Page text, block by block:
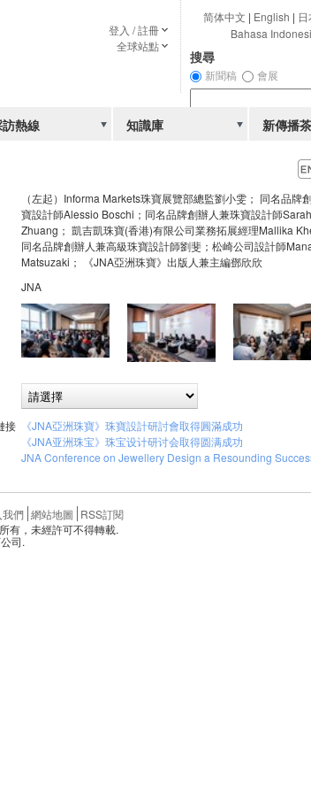
（左起）Informa Markets珠寶展覽部總監劉小雯； 同名品牌
寶設計師Alessio Boschi；同名品牌創辦人兼珠寶設計師Sarah
Zhuang； 凱吉凱珠寶(香港)有限公司業務拓展經理Mallika
同名品牌創辦人兼高級珠寶設計師劉斐；松崎公司設計師
Matsuzaki； 《JNA亞洲珠寶》出版人兼主編鄧欣欣
JNA
接
《JNA亞洲珠寶》珠寶設計研討會取得圓滿成功
《JNA亚洲珠宝》珠宝设计研讨会取得圆满成功
JNA Conference on Jewellery Design a Resounding
简体中文 | English |
Bahasa
搜尋
新聞稿 會展
登入 / 註冊
全球站點
熱線 知識庫 新傳播
我們 網站地圖 RSS訂閱
有，未經許可不得轉載.
司.